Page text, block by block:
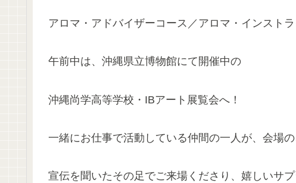
アロマ・アドバイザーコース／アロマ・インスト
午前中は、沖縄県立博物館にて開催中の
沖縄尚学高等学校・IBアート展覧会へ！
一緒にお仕事で活動している仲間の一人が、会場の
宣伝を聞いたその足でご来場くださり、嬉しいサ